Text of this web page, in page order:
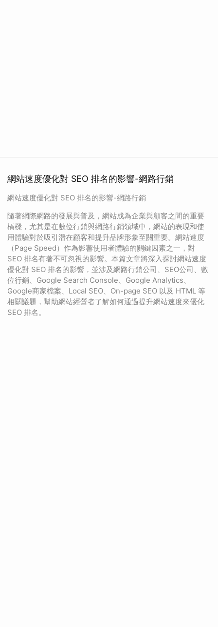
網站速度優化對 SEO 排名的影響-網路行銷
網站速度優化對 SEO 排名的影響-網路行銷
隨著網際網路的發展與普及，網站成為企業與顧客之間的重要
橋樑，尤其是在數位行銷與網路行銷領域中，網站的表現和使
用體驗對於吸引潛在顧客和提升品牌形象至關重要。網站速度
（Page Speed）作為影響使用者體驗的關鍵因素之一，對
SEO 排名有著不可忽視的影響。本篇文章將深入探討網站速度
優化對 SEO 排名的影響，並涉及網路行銷公司、SEO公司、數
位行銷、Google Search Console、Google Analytics、
Google商家檔案、Local SEO、On-page SEO 以及 HTML 等
相關議題，幫助網站經營者了解如何通過提升網站速度來優化
SEO 排名。